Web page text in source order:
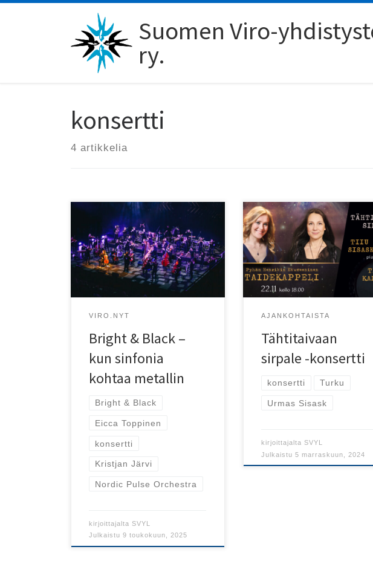
Suomen Viro-
ry.
konsertti
4 artikkelia
Bright & Black tuo 17.5.
Finlandia-taloon ainutlaatuisen
musiikkielämyksen!
VIRO.NYT
Bright & Black –
kun sinfonia
kohtaa metallin
Bright & Black
Eicca Toppinen
konsertti
Kristjan Järvi
Nordic Pulse Orchestra
kirjoittajaltaSVYL
Julkaistu9 toukokuun, 2025
22. marraskuuta olevassa
konsertissa muistellaan ja
kunnioitetaan säveltäjä
Sisaskia.
AJANKOHTAISTA
Tähtitaivaan
sirpale -konsertti
konsertti Turku
Urmas Sisask
kirjoittajaltaSVYL
Julkaistu5 marraskuun, 2024